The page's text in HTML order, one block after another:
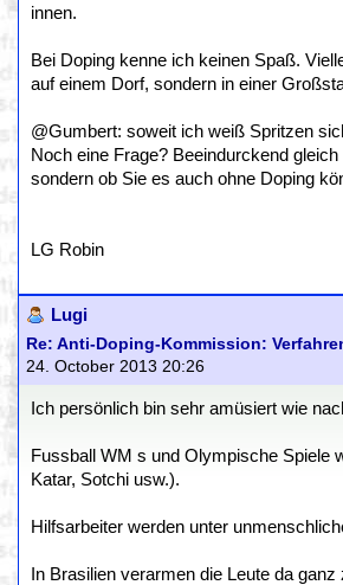
innen.
Bei Doping kenne ich keinen Spaß.
auf einem Dorf, sondern in einer
@Gumbert: soweit ich weiß Spritzen
Noch eine Frage? Beeindurckend
sondern ob Sie es auch ohne Doping
LG Robin
Lugi
Re: Anti-Doping-Kommission:
24. October 2013 20:26
Ich persönlich bin sehr amüsiert wie
Fussball WM s und Olympische Spiele
Katar, Sotchi usw.).
Hilfsarbeiter werden unter
In Brasilien verarmen die Leute da